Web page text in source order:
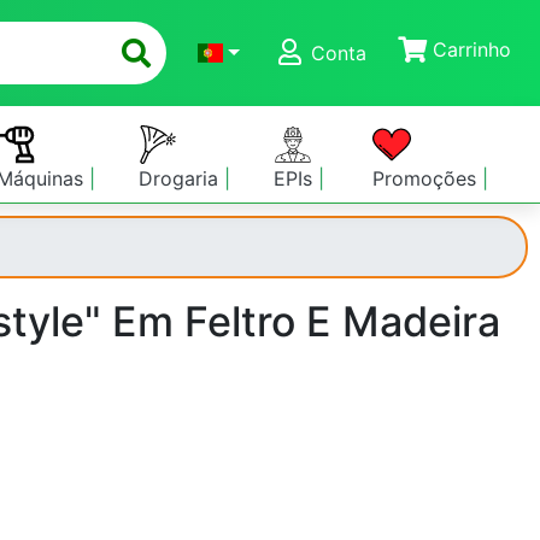
Conta
Carrinho
Drogaria EPIs Promoções
Em Feltro E Madeira